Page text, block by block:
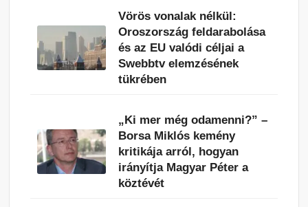
Vörös vonalak nélkül:
Oroszország feldarabolása
és az EU valódi céljai a
Swebbtv elemzésének
tükrében
„Ki mer még odamenni?” –
Borsa Miklós kemény
kritikája arról, hogyan
irányítja Magyar Péter a
köztévét